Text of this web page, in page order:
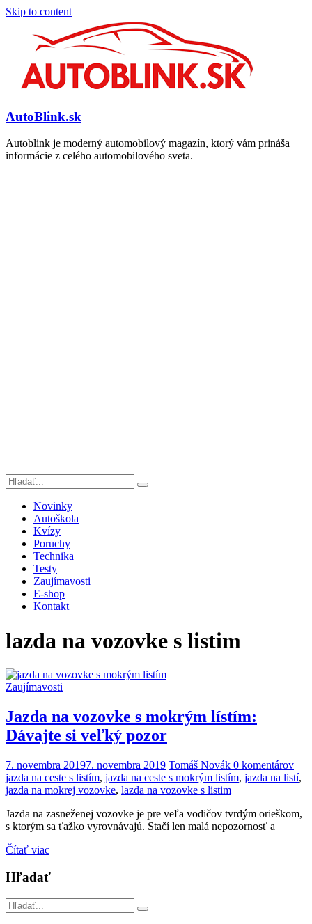
Skip to content
AutoBlink.sk
Autoblink je moderný automobilový magazín, ktorý vám prináša
informácie z celého automobilového sveta.
Novinky
Autoškola
Kvízy
Poruchy
Technika
Testy
Zaujímavosti
E-shop
Kontakt
lazda na vozovke s listim
Zaujímavosti
Jazda na vozovke s mokrým lístím:
Dávajte si veľký pozor
7. novembra 20197. novembra 2019 Tomáš Novák 0 komentárov
jazda na ceste s listím, jazda na ceste s mokrým listím, jazda na listí,
jazda na mokrej vozovke, lazda na vozovke s listim
Jazda na zasneženej vozovke je pre veľa vodičov tvrdým orieškom,
s ktorým sa ťažko vyrovnávajú. Stačí len malá nepozornosť a
Čítať viac
Hľadať